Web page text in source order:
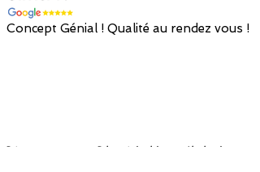
Concept Génial ! Qualité au rendez vous !
Retour avec
Paiement sécurisé
Livraison à